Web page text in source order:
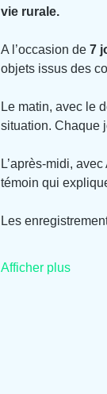
vie rurale.
A l’occasion de 7
objets issus des
Le matin, avec le
situation. Chaque
L’après-midi,
témoin qui
Les
Afficher plus